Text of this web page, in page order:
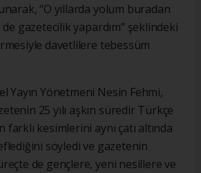
“O yıllarda yolum buradan
gazetecilik yapardım” şeklindeki
davetlilere tebessüm
Yayın Yönetmeni Nesin Fehmi,
25 yılı aşkın süredir Türkçe
kesimlerini aynı çatı altında
söyledi ve gazetenin
de gençlere, yeni nesillere ve